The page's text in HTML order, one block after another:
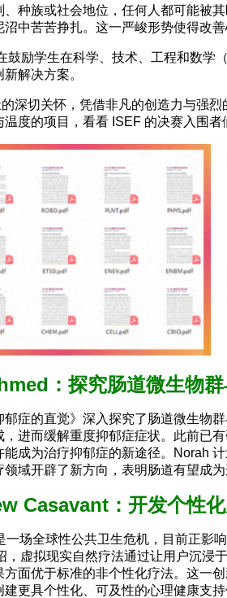
种族或社会地位，任何人都可能被
中苦苦挣扎。这一严峻形势使得改
励学生在科学、技术、工程和数
解决方案。
深切关怀，凭借非凡的创造力与强
度的项目，看看 ISEF 的决赛入围
：探究肠道微生物
症的直觉》深入探究了肠道微生物
进而缓解重度抑郁症症状。此前已
成为治疗抑郁症的新途径。Norah
域开辟了新方向，表明肠道有望成为
Casavant：开发个性
场全球性公共卫生危机，目前正
虚拟现实自然疗法通过让用户沉浸
面优于标准的非个性化疗法。这一
更具个性化、可及性的心理健康支